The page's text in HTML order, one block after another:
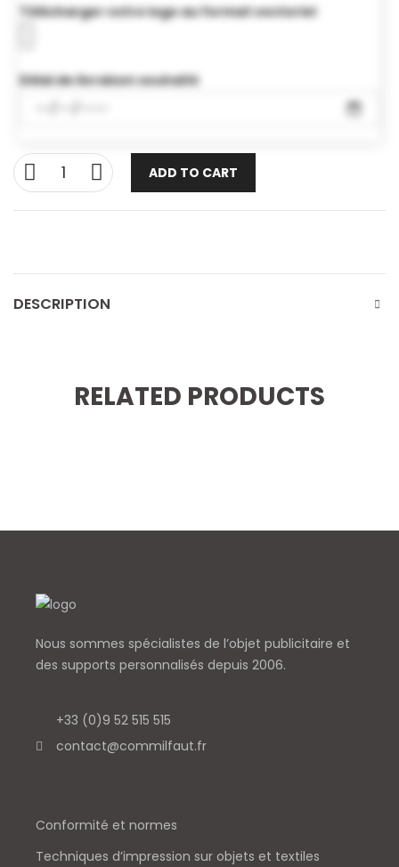
Télécharger votre logo au format vectoriel
Délai de livraison souhaité
ADD TO CART
DESCRIPTION
RELATED PRODUCTS
Nous sommes spécialistes de l’objet publicitaire et
des supports personnalisés depuis 2006.
+33 (0)9 52 515 515
contact@commilfaut.fr
Conformité et normes
Techniques d’impression sur objets et textiles